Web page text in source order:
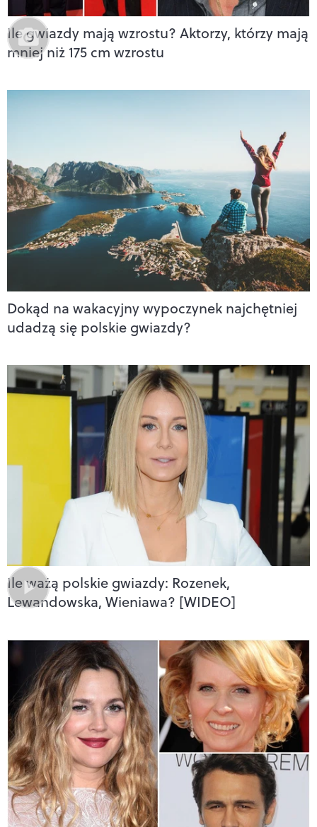
Ile gwiazdy mają wzrostu? Aktorzy, którzy mają
mniej niż 175 cm wzrostu
Dokąd na wakacyjny wypoczynek najchętniej
udadzą się polskie gwiazdy?
Ile ważą polskie gwiazdy: Rozenek,
Lewandowska, Wieniawa? [WIDEO]